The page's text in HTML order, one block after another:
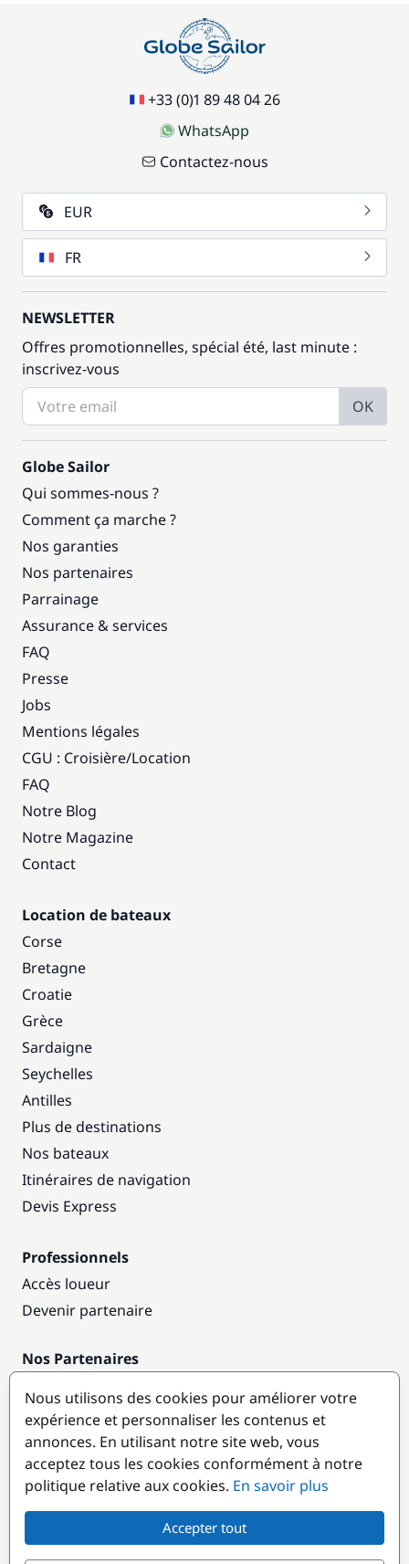
+33 (0)1 89 48 04 26
WhatsApp
Contactez-nous
EUR
FR
NEWSLETTER
Offres promotionnelles, spécial été, last minute :
inscrivez-vous
OK
Globe Sailor
Qui sommes-nous ?
Comment ça marche ?
Nos garanties
Nos partenaires
Parrainage
Assurance & services
FAQ
Presse
Jobs
Mentions légales
CGU : Croisière/Location
FAQ
Notre Blog
Notre Magazine
Contact
Location de bateaux
Corse
Bretagne
Croatie
Grèce
Sardaigne
Seychelles
Antilles
Plus de destinations
Nos bateaux
Itinéraires de navigation
Devis Express
Professionnels
Accès loueur
Devenir partenaire
Nos Partenaires
Destinations populaires
Nous utilisons des cookies pour améliorer votre
expérience et personnaliser les contenus et
annonces. En utilisant notre site web, vous
acceptez tous les cookies conformément à notre
politique relative aux cookies. En savoir plus
Accepter tout